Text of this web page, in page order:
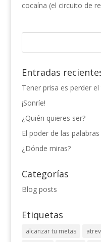
cocaína (el circuito de
Entradas
Tener prisa es perder
¡Sonríe!
¿Quién quieres ser?
El poder de las palabras
¿Dónde miras?
Categorías
Blog posts
Etiquetas
alcanzar tu metas